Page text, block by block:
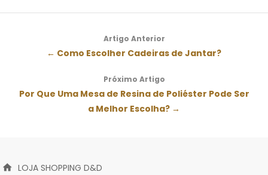
Artigo Anterior
← Como Escolher Cadeiras de Jantar?
Próximo Artigo
Por Que Uma Mesa de Resina de Poliéster Pode Ser
a Melhor Escolha? →
LOJA SHOPPING D&D